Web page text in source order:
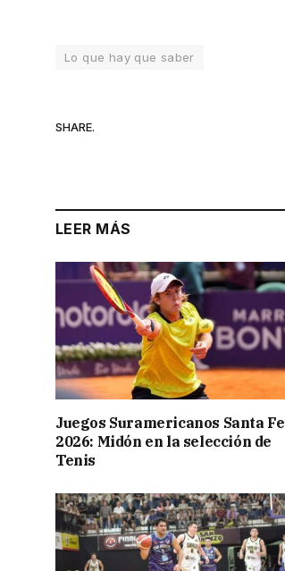
Lo que hay que saber
SHARE.
LEER MÁS
Juegos Suramericanos Santa Fe
2026: Midón en la selección de
Tenis